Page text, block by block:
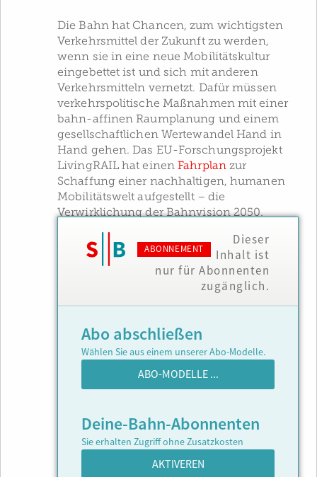
Die Bahn hat Chancen, zum wichtigsten
Verkehrsmittel der Zukunft zu werden,
wenn sie in eine neue Mobilitätskultur
eingebettet ist und sich mit anderen
Verkehrsmitteln vernetzt. Dafür müssen
verkehrspolitische Maßnahmen mit einer
bahn-affinen Raumplanung und einem
gesellschaftlichen Wertewandel Hand in
Hand gehen. Das EU-Forschungsprojekt
LivingRAIL hat einenFahrplanzur
Schaffung einer nachhaltigen, humanen
Mobilitätswelt aufgestellt – die
Verwirklichung der Bahnvision 2050.
ABONNEMENT
Dieser
Inhalt ist
nur für Abonnenten
zugänglich.
Abo abschließen
Wählen Sie aus einem unserer Abo-Modelle.
ABO-MODELLE ...
Deine-Bahn-Abonnenten
Sie erhalten Zugriff ohne Zusatzkosten
AKTIVEREN